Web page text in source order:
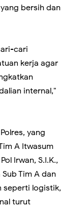
bersih dan
cari
kerja agar
internal,"
yang
A Itwasum
Irwan, S.I.K.,
Tim A dan
seperti logistik,
turut